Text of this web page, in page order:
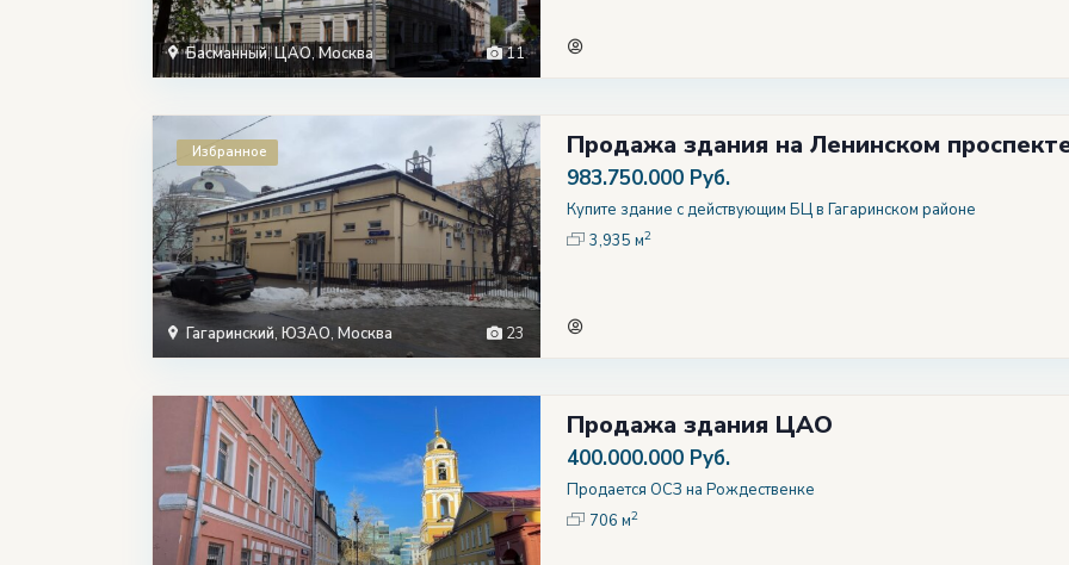
11
Басманный,ЦАО,Москва
23
Гагаринский, ЮЗАО, Москва
Избранное Продажа здания на Ленинском
983.750.000 Руб.
Купите здание с действующим БЦ в Гагаринском районе
3,935 м2
Продажа здания ЦАО
400.000.000 Руб.
Продается ОСЗ на Рождественке
706 м2